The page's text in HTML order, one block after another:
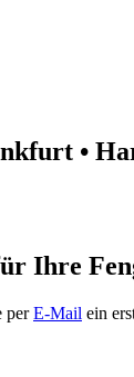
•
Ihre
perE-Mail ein